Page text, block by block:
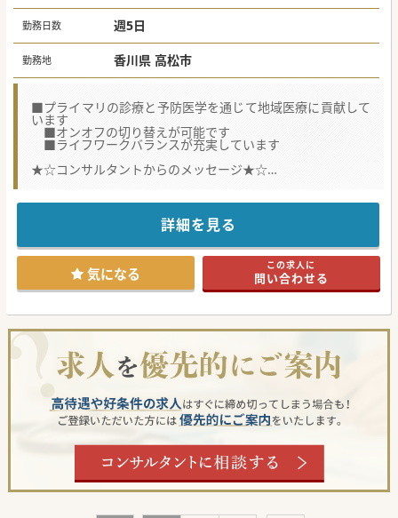
勤務日数 週5日
勤務地 香川県 高松市
■プライマリの診療と予防医学を通じて地域医療に貢献して
います
■オンオフの切り替えが可能です
■ライフワークバランスが充実しています
★☆コンサルタントからのメッセージ★☆
内視鏡検査や読影、婦人科検診の対応などが可能な方はなお
詳細を見る
気になる この求人に
問い合わせる